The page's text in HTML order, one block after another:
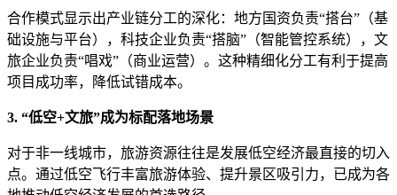
合作模式显示出产业链分工的深化：地方国资负责“搭台”（基
础设施与平台），科技企业负责“搭脑”（智能管控系统），文
旅企业负责“唱戏”（商业运营）。这种精细化分工有利于提高
项目成功率，降低试错成本。
3. “低空+文旅”成为标配落地场景
对于非一线城市，旅游资源往往是发展低空经济最直接的切入
点。通过低空飞行丰富旅游体验、提升景区吸引力，已成为各